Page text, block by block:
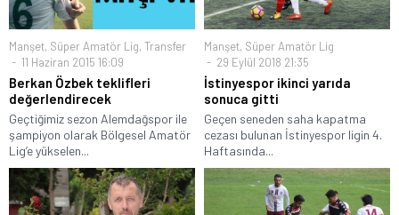
Manşet, Süper Amatör Lig, Transfer
11 Haziran 2015 16:09
Berkan Özbek teklifleri
değerlendirecek
Geçtiğimiz sezon Alemdağspor ile
şampiyon olarak Bölgesel Amatör
Lig’e yükselen...
Manşet, Süper Amatör Lig
29 Eylül 2018 21:35
İstinyespor ikinci yarıda
sonuca gitti
Geçen seneden saha kapatma
cezası bulunan İstinyespor ligin 4.
Haftasında...